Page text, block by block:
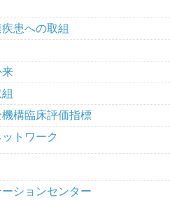
患への取組
来
構臨床評価指標
トワーク
ションセンター